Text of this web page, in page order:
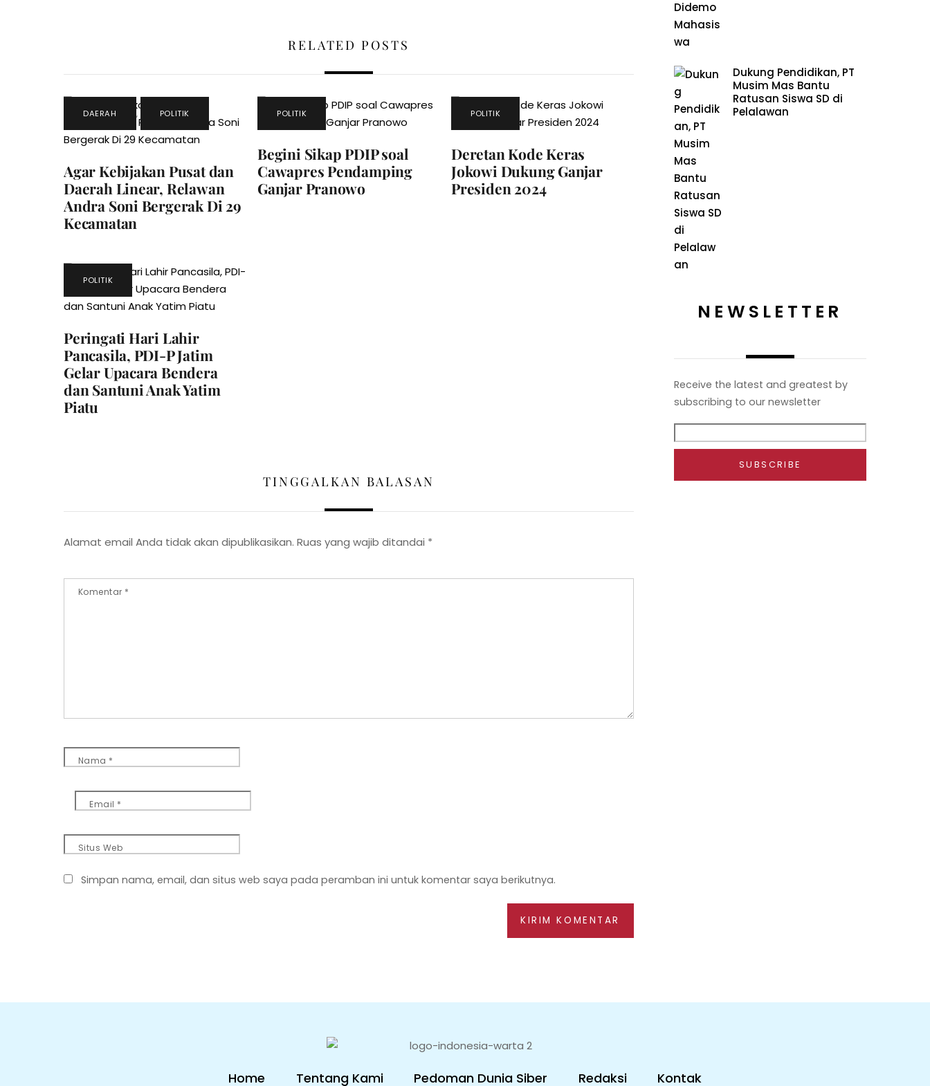
RELATED POSTS
DAERAH , POLITIK
Agar Kebijakan Pusat dan
Daerah Linear, Relawan
Andra Soni Bergerak Di 29
Kecamatan
POLITIK
Begini Sikap PDIP soal
Cawapres Pendamping
Ganjar Pranowo
POLITIK
Deretan Kode Keras
Jokowi Dukung Ganjar
Presiden 2024
POLITIK
Peringati Hari Lahir
Pancasila, PDI-P Jatim
Gelar Upacara Bendera
dan Santuni Anak Yatim
Piatu
TINGGALKAN BALASAN
Alamat email Anda tidak akan dipublikasikan. Ruas yang wajib ditandai *
Komentar *
Nama *
Email *
Situs Web
Simpan nama, email, dan situs web saya pada peramban ini untuk komentar saya berikutnya.
Dukung Pendidikan, PT
Musim Mas Bantu
Ratusan Siswa SD di
Pelalawan
NEWSLETTER
Receive the latest and greatest by
subscribing to our newsletter
Home Tentang Kami Pedoman Dunia Siber Redaksi Kontak